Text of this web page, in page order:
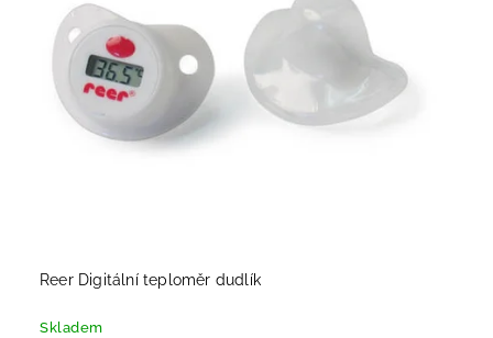
Reer Digitální teploměr dudlík
Skladem